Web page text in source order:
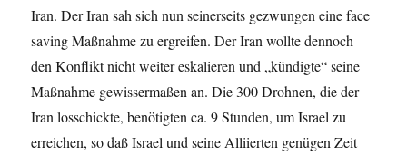
Iran. Der Iran sah sich nun seinerseits gezwungen eine face
saving Maßnahme zu ergreifen. Der Iran wollte dennoch
den Konflikt nicht weiter eskalieren und „kündigte“ seine
Maßnahme gewissermaßen an. Die 300 Drohnen, die der
Iran losschickte, benötigten ca. 9 Stunden, um Israel zu
erreichen, so daß Israel und seine Alliierten genügen Zeit